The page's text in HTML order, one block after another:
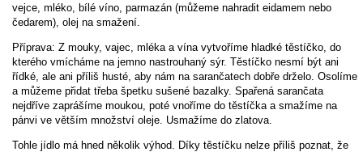
vejce, mléko, bílé víno, parmazán (můžeme nahradit eidamem nebo
čedarem), olej na smažení.
Příprava: Z mouky, vajec, mléka a vína vytvoříme hladké těstíčko, do
kterého vmícháme na jemno nastrouhaný sýr. Těstíčko nesmí být ani
řídké, ale ani příliš husté, aby nám na sarančatech dobře drželo. Osolíme
a můžeme přidat třeba špetku sušené bazalky. Spařená sarančata
nejdříve zaprášíme moukou, poté vnoříme do těstíčka a smažíme na
pánvi ve větším množství oleje. Usmažíme do zlatova.
Tohle jídlo má hned několik výhod. Díky těstíčku nelze příliš poznat, že